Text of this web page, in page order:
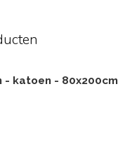
- katoen - 80x200cm